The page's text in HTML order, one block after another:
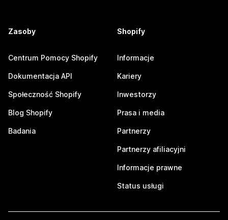
Zasoby
Centrum Pomocy Shopify
Dokumentacja API
Społeczność Shopify
Blog Shopify
Badania
Shopify
Informacje
Kariery
Inwestorzy
Prasa i media
Partnerzy
Partnerzy afiliacyjni
Informacje prawne
Status usługi